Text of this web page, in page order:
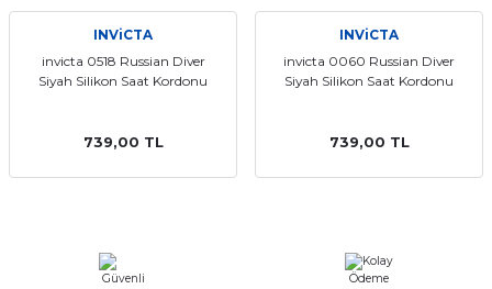
INViCTA
invicta 0518 Russian Diver
Siyah Silikon Saat Kordonu
739,00 TL
INViCTA
invicta 0060 Russian Diver
Siyah Silikon Saat Kordonu
739,00 TL